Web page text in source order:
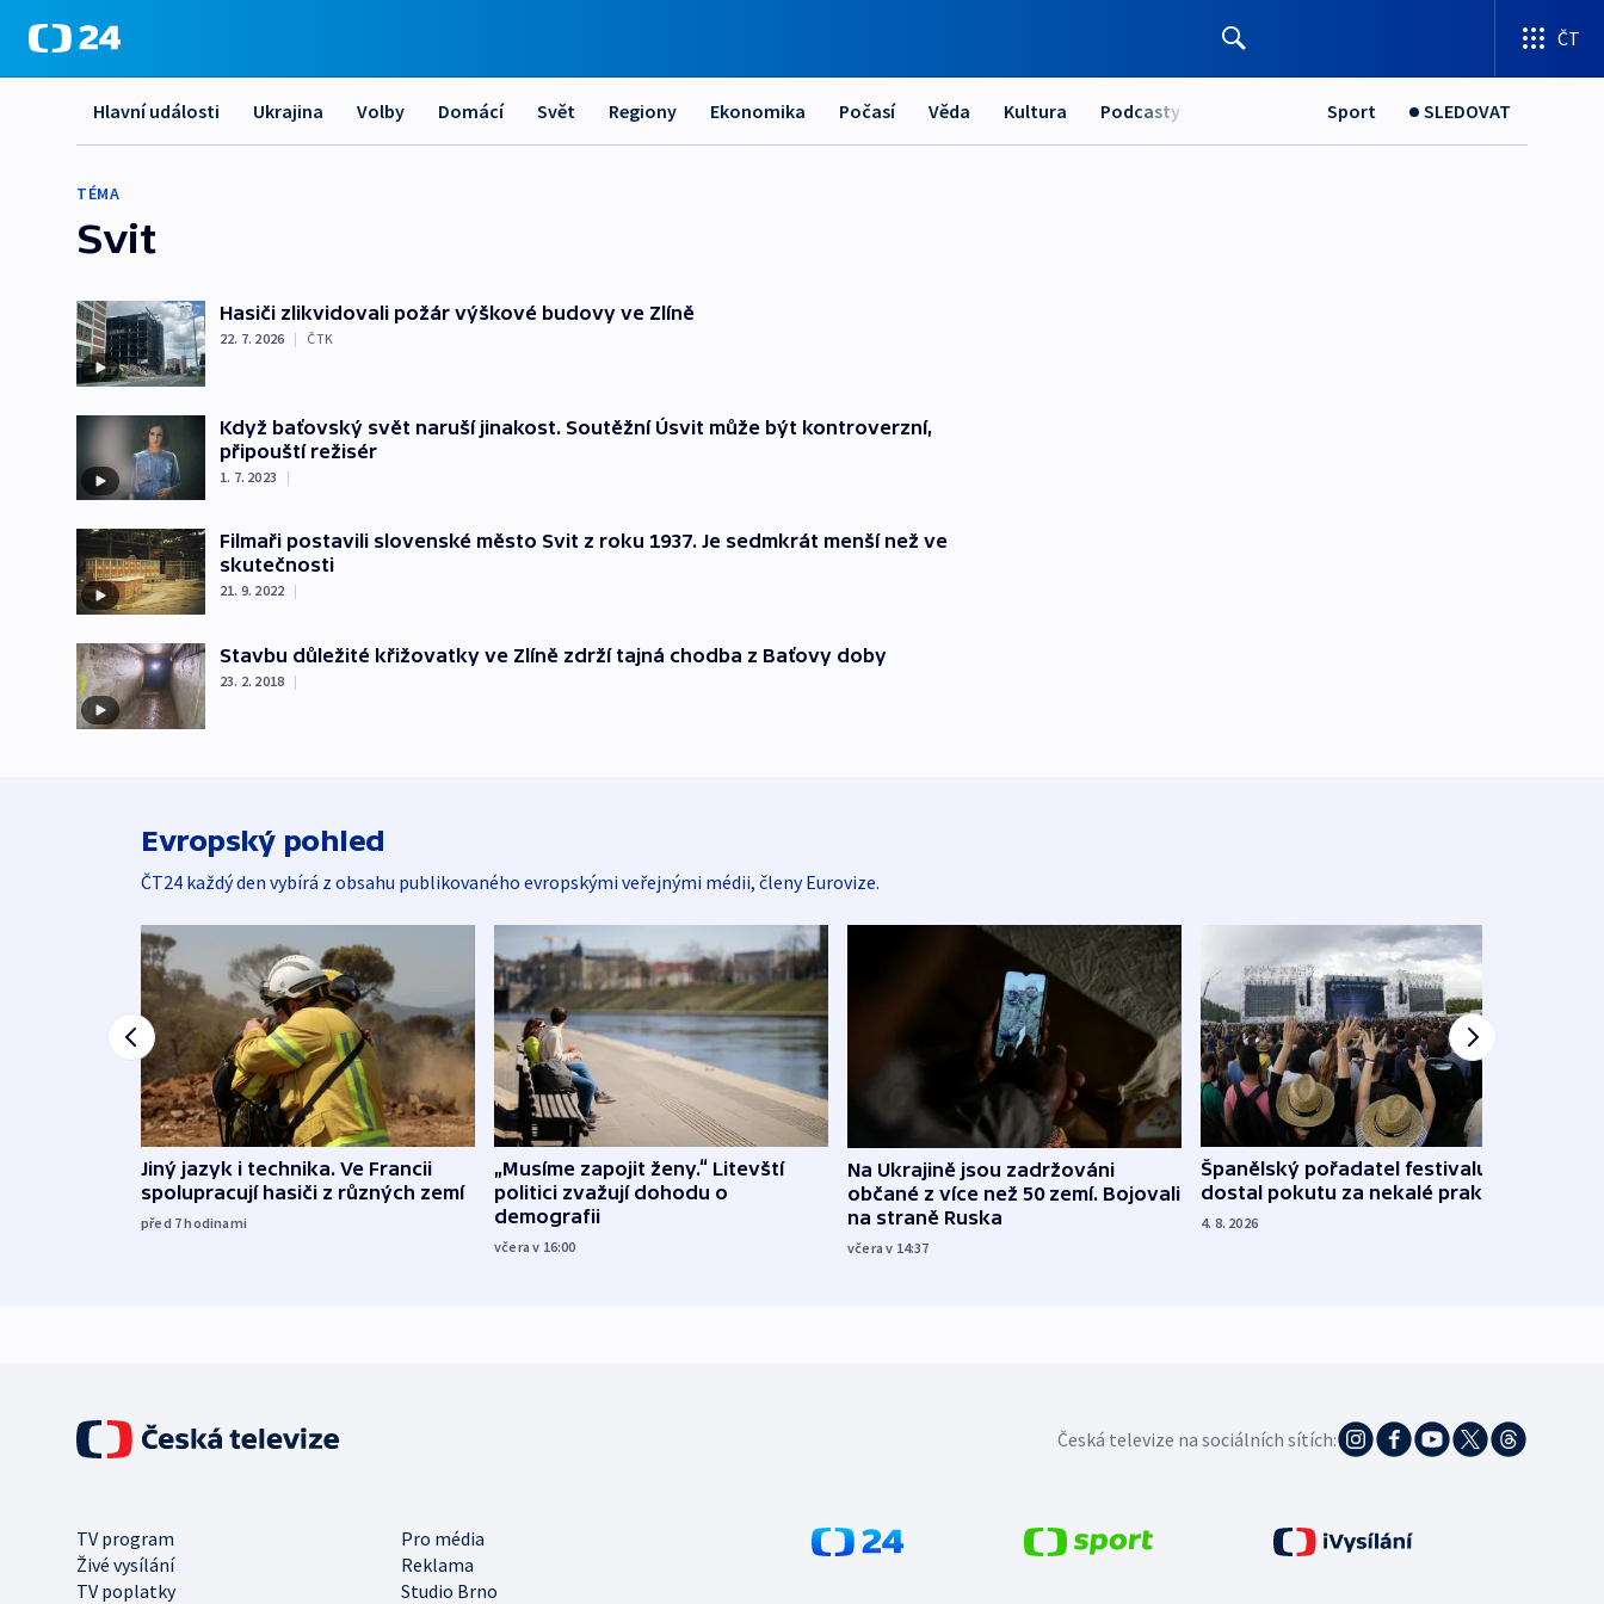
ČT
Hlavní události Ukrajina Volby Domácí Svět Regiony Ekonomika Počasí Věda Kultura Podcasty Sport SLEDOVAT
TÉMA
Svit
Hasiči zlikvidovali požár výškové budovy ve Zlíně
22. 7. 2026 | ČTK
Když baťovský svět naruší jinakost. Soutěžní Úsvit může být kontroverzní,
připouští režisér
1. 7. 2023 |
Filmaři postavili slovenské město Svit z roku 1937. Je sedmkrát menší než ve
skutečnosti
21. 9. 2022 |
Stavbu důležité křižovatky ve Zlíně zdrží tajná chodba z Baťovy doby
23. 2. 2018 |
Evropský pohled
ČT24 každý den vybírá z obsahu publikovaného evropskými veřejnými médii, členy Eurovize.
Jiný jazyk i technika. Ve Francii
spolupracují hasiči z různých zemí
před 7hodinami
„Musíme zapojit ženy.“ Litevští
politici zvažují dohodu o
demografii
včera v 16:00
Na Ukrajině jsou zadržováni
občané z více než 50 zemí. Bojovali
na straně Ruska
včera v 14:37
Španělský pořadatel festivalu
dostal pokutu za nekalé praktiky
4. 8. 2026
Česká televize na sociálních sítích:
TV program
Pro média
Živé vysílání
Reklama
TV poplatky
Studio Brno